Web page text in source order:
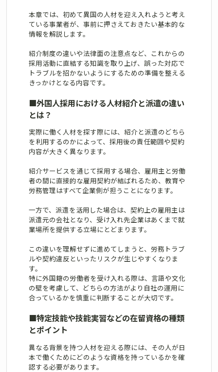
本章では、初めて異国の人材を迎え入れようと考え
ている事業者が、事前に押さえておきたい基本的な
情報を解説します。
紹介制度の違いや法律面の注意点など、これからの
採用活動に直結する知識を取り上げ、誤った対応で
トラブルを招かないようにするための準備を整える
きっかけとなる内容です。
■外国人採用における人材紹介と派遣の違い
とは？
実際に働く人材を探す際には、紹介と派遣のどちら
を利用するのかによって、採用後の責任範囲や契約
内容が大きく異なります。
紹介サービスを通じて採用する場合、雇用主と労働
者の間に直接的な雇用契約が結ばれるため、教育や
労務管理はすべて企業側が担うことになります。
一方で、派遣を活用した場合は、契約上の雇用主は
派遣元の会社となり、受け入れ先企業はあくまで就
業場所を提供する立場にとどまります。
この違いを理解せずに進めてしまうと、労務トラブ
ルや契約違反といったリスクが生じやすくなりま
す。
特に外国籍の労働者を受け入れる際は、言語や文化
の壁を考慮して、どちらの方法がより自社の運用に
合っているかを慎重に判断することが大切です。
■特定技能や技能実習などの在留資格の種類
とポイント
異なる背景を持つ人材を迎える際には、その人が日
本で働くためにどのような資格を持っているかを確
認する必要があります。